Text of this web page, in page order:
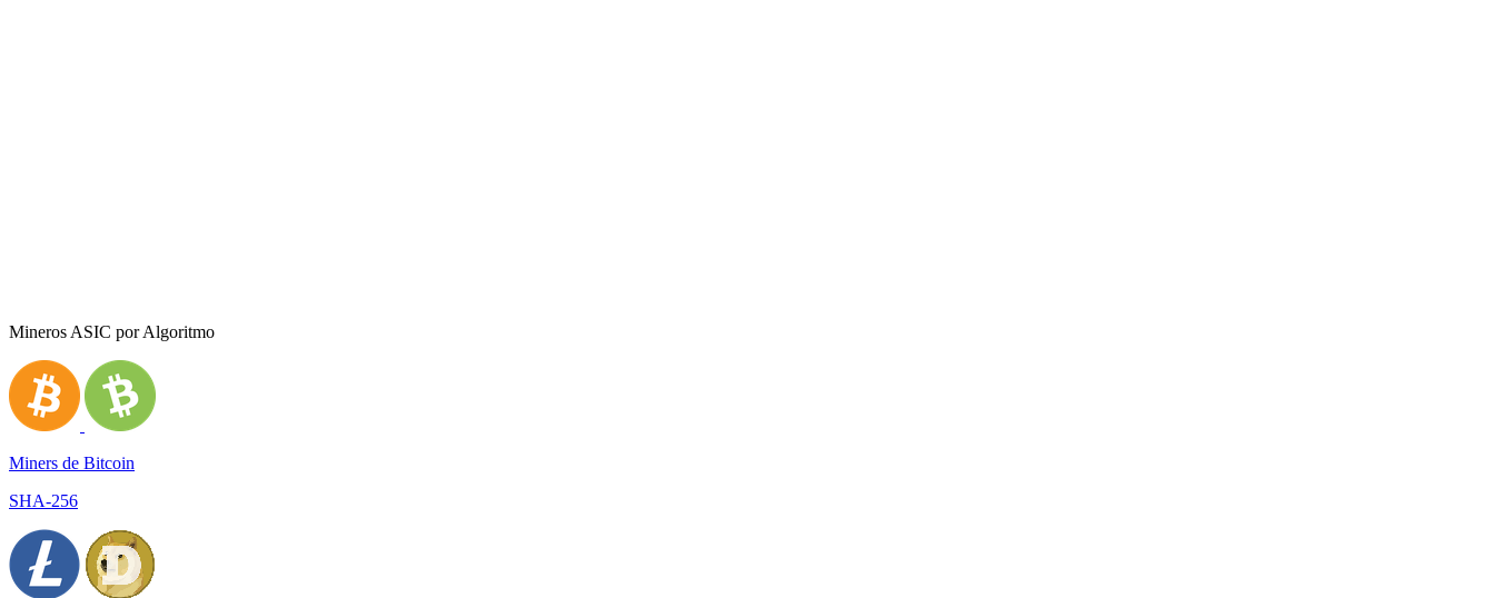
Mineros ASIC por Algoritmo
Miners de Bitcoin
SHA-256